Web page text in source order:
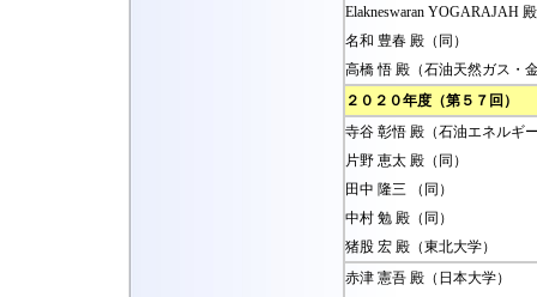
Elakneswaran YOGARAJAH
名和 豊春 殿（同）
高橋 悟 殿（石油天然ガス・
２０２０年度（第５７回）
寺谷 彰悟 殿（石油エネルギ
片野 恵太 殿（同）
田中 隆三 （同）
中村 勉 殿（同）
猪股 宏 殿（東北大学）
赤津 憲吾 殿（日本大学）